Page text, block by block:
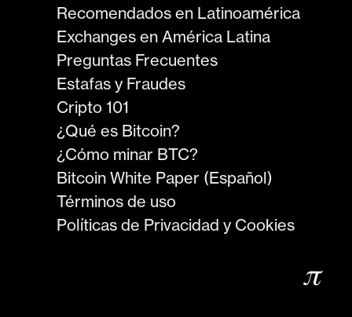
Recomendados en Latinoamérica
Exchanges en América Latina
Preguntas Frecuentes
Estafas y Fraudes
Cripto 101
¿Qué es Bitcoin?
¿Cómo minar BTC?
Bitcoin White Paper (Español)
Términos de uso
Políticas de Privacidad y Cookies
𝜋